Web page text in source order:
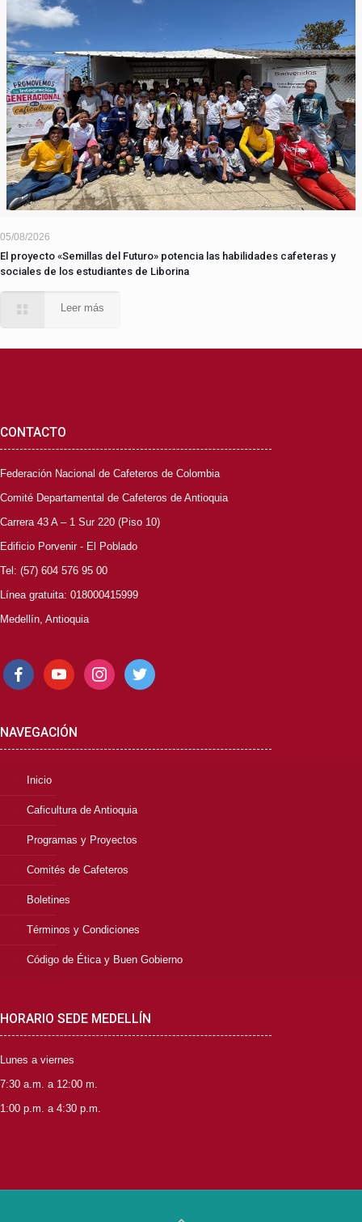
05/08/2026
El proyecto «Semillas del Futuro» potencia las habilidades cafeteras y
sociales de los estudiantes de Liborina
Leer más
CONTACTO
Federación Nacional de Cafeteros de Colombia
Comité Departamental de Cafeteros de Antioquia
Carrera 43 A – 1 Sur 220 (Piso 10)
Edificio Porvenir - El Poblado
Tel: (57) 604 576 95 00
Línea gratuita: 018000415999
Medellín, Antioquia
facebookyoutube instagramtwitter
NAVEGACIÓN
Inicio
Caficultura de Antioquia
Programas y Proyectos
Comités de Cafeteros
Boletines
Términos y Condiciones
Código de Ética y Buen Gobierno
HORARIO SEDE MEDELLÍN
Lunes a viernes
7:30 a.m. a 12:00 m.
1:00 p.m. a 4:30 p.m.